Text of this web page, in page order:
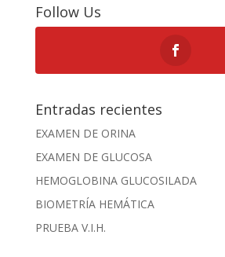
Follow Us
Entradas recientes
EXAMEN DE ORINA
EXAMEN DE GLUCOSA
HEMOGLOBINA GLUCOSILADA
BIOMETRÍA HEMÁTICA
PRUEBA V.I.H.